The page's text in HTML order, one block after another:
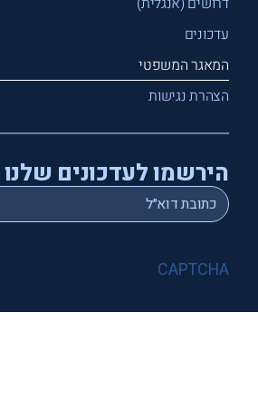
עדכונים
המאגר המשפטי
הצהרת נגישות
הירשמו לעדכונים שלנו
Email
*
CAPTCHA